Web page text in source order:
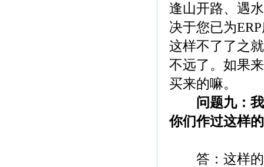
逢山开路、遇
决于您已为
这样不了了之
不远了。如果
买来的嘛。
问题九：
你们作过这样的
答：这样的